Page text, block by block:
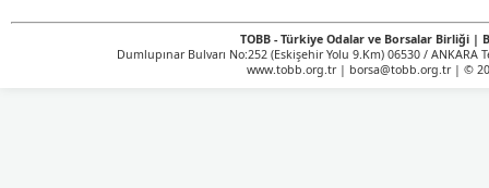
TOBB - Türkiye Odalar ve Borsalar Birliği |
Dumlupınar Bulvarı No:252 (Eskişehir Yolu 9.Km) 06530 / ANKARA
www.tobb.org.tr | borsa@tobb.org.tr | ©